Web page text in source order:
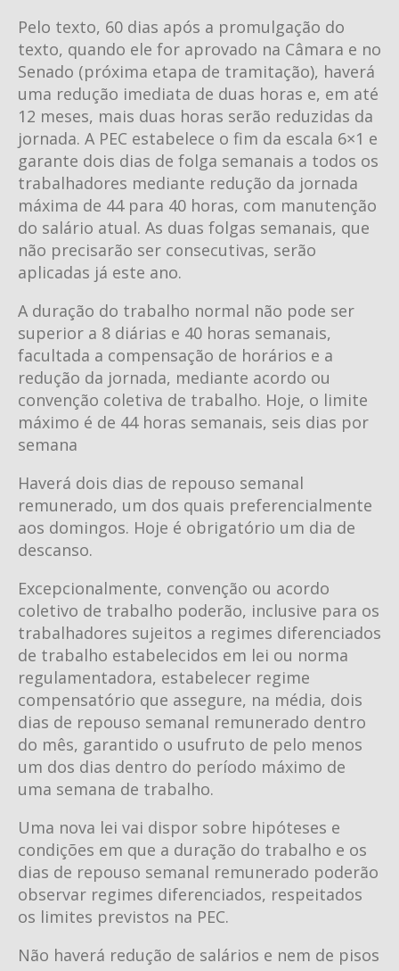
Pelo texto, 60 dias após a promulgação do
texto, quando ele for aprovado na Câmara e no
Senado (próxima etapa de tramitação), haverá
uma redução imediata de duas horas e, em até
12 meses, mais duas horas serão reduzidas da
jornada. A PEC estabelece o fim da escala 6×1 e
garante dois dias de folga semanais a todos os
trabalhadores mediante redução da jornada
máxima de 44 para 40 horas, com manutenção
do salário atual. As duas folgas semanais, que
não precisarão ser consecutivas, serão
aplicadas já este ano.
A duração do trabalho normal não pode ser
superior a 8 diárias e 40 horas semanais,
facultada a compensação de horários e a
redução da jornada, mediante acordo ou
convenção coletiva de trabalho. Hoje, o limite
máximo é de 44 horas semanais, seis dias por
semana
Haverá dois dias de repouso semanal
remunerado, um dos quais preferencialmente
aos domingos. Hoje é obrigatório um dia de
descanso.
Excepcionalmente, convenção ou acordo
coletivo de trabalho poderão, inclusive para os
trabalhadores sujeitos a regimes diferenciados
de trabalho estabelecidos em lei ou norma
regulamentadora, estabelecer regime
compensatório que assegure, na média, dois
dias de repouso semanal remunerado dentro
do mês, garantido o usufruto de pelo menos
um dos dias dentro do período máximo de
uma semana de trabalho.
Uma nova lei vai dispor sobre hipóteses e
condições em que a duração do trabalho e os
dias de repouso semanal remunerado poderão
observar regimes diferenciados, respeitados
os limites previstos na PEC.
Não haverá redução de salários e nem de pisos